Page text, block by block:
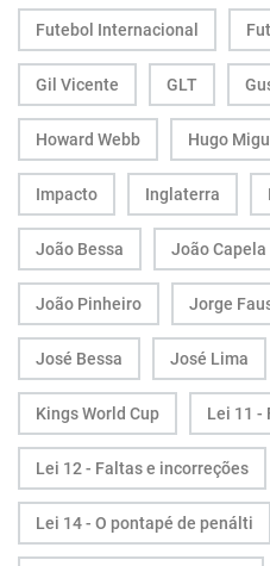
Futebol Internacional
Gil Vicente GLT
Howard Webb Hugo
Impacto Inglaterra
João Bessa João Capela
João Pinheiro Jorge
José Bessa José Lima
Kings World Cup Lei 11 -
Lei 12 - Faltas e incorreções
Lei 14 - O pontapé de penálti